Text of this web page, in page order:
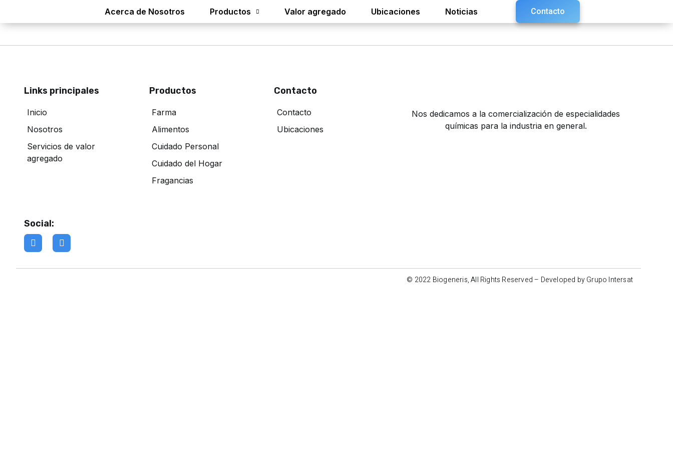
Acerca de Nosotros Productos Valor agregado Ubicaciones Noticias Contacto
Links principales
Inicio
Nosotros
Servicios de valor
agregado
Productos
Farma
Alimentos
Cuidado Personal
Cuidado del Hogar
Fragancias
Contacto
Contacto
Ubicaciones
Nos dedicamos a la comercialización de especialidades
químicas para la industria en general.
Social:
© 2022 Biogeneris, All Rights Reserved – Developed by Grupo Intersat